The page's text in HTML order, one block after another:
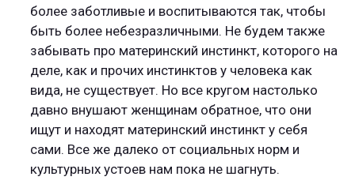
более заботливые и воспитываются так, чтобы
быть более небезразличными. Не будем также
забывать про материнский инстинкт, которого на
деле, как и прочих инстинктов у человека как
вида, не существует. Но все кругом настолько
давно внушают женщинам обратное, что они
ищут и находят материнский инстинкт у себя
сами. Все же далеко от социальных норм и
культурных устоев нам пока не шагнуть.